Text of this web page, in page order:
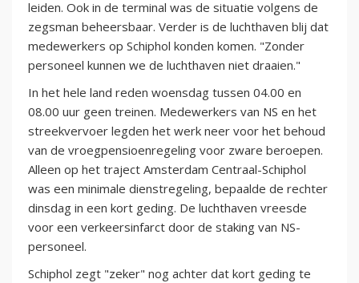
leiden. Ook in de terminal was de situatie volgens de
zegsman beheersbaar. Verder is de luchthaven blij dat
medewerkers op Schiphol konden komen. "Zonder
personeel kunnen we de luchthaven niet draaien."
In het hele land reden woensdag tussen 04.00 en
08.00 uur geen treinen. Medewerkers van NS en het
streekvervoer legden het werk neer voor het behoud
van de vroegpensioenregeling voor zware beroepen.
Alleen op het traject Amsterdam Centraal-Schiphol
was een minimale dienstregeling, bepaalde de rechter
dinsdag in een kort geding. De luchthaven vreesde
voor een verkeersinfarct door de staking van NS-
personeel.
Schiphol zegt "zeker" nog achter dat kort geding te